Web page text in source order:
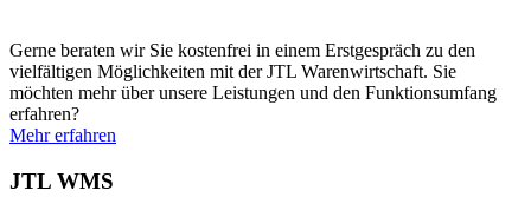
Gerne beraten wir Sie kostenfrei in einem Erstgespräch zu den
vielfältigen Möglichkeiten mit der JTL Warenwirtschaft. Sie
möchten mehr über unsere Leistungen und den Funktionsumfang
erfahren?
Mehr erfahren
JTL WMS